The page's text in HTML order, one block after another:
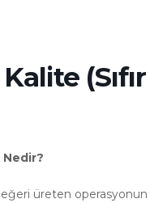
(Sıfır
üreten